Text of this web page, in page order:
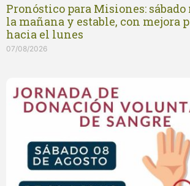
Pronóstico para Misiones:
la mañana y estable, con mejora
hacia el lunes
07/08/2026